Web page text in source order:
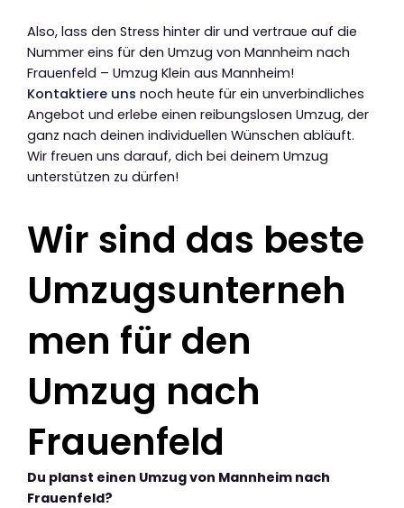
Also, lass den Stress hinter dir und vertraue auf die
Nummer eins für den Umzug von Mannheim nach
Frauenfeld – Umzug Klein aus Mannheim!
Kontaktiere uns noch heute für ein unverbindliches
Angebot und erlebe einen reibungslosen Umzug, der
ganz nach deinen individuellen Wünschen abläuft.
Wir freuen uns darauf, dich bei deinem Umzug
unterstützen zu dürfen!
Wir sind das beste
Umzugsunterneh
men für den
Umzug nach
Frauenfeld
Du planst einen Umzug von Mannheim nach
Frauenfeld?